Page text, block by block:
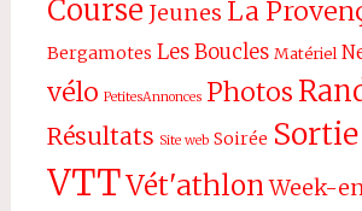
Course Jeunes La
Bergamotes Les Boucles Matériel
vélo PetitesAnnonces Photos
Résultats Site web Soirée Sortie
VTTVét'athlon Week-